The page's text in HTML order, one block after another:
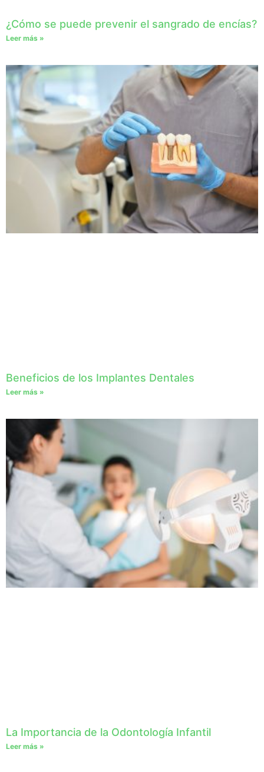
¿Cómo se puede prevenir el sangrado de encías?
Leer más »
Beneficios de los Implantes Dentales
Leer más »
La Importancia de la Odontología Infantil
Leer más »